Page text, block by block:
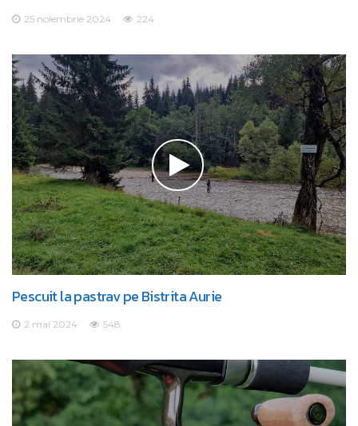
25 noiembrie 2024 224
Pescuit la pastrav pe Bistrita Aurie
2 mai 2024 548